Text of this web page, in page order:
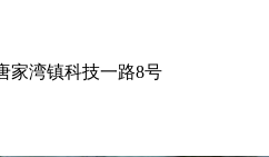
家湾镇科技一路8号